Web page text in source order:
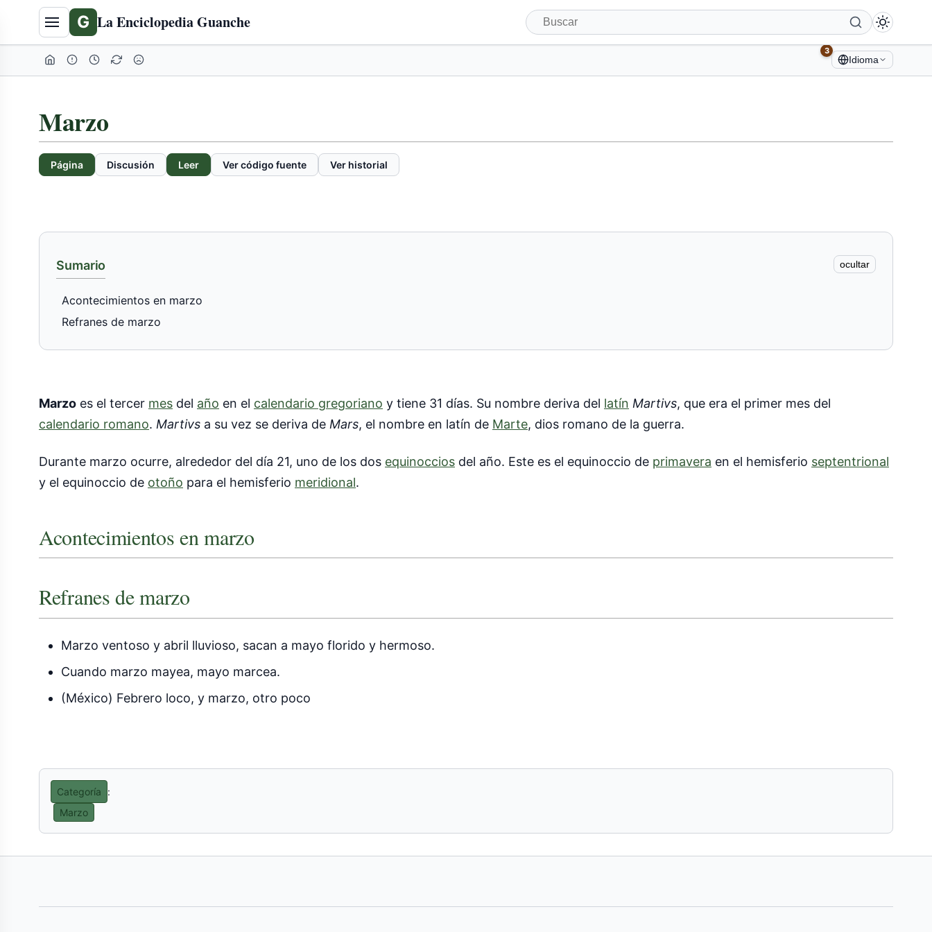
G La Enciclopedia Guanche
3
Idioma
Marzo
Página Discusión Leer Ver código fuente Ver historial
Sumario ocultar
Acontecimientos en marzo
Refranes de marzo
Marzo es el tercer mes del año en el calendario gregoriano y tiene 31 días. Su nombre deriva del latín Martivs, que era el primer mes del
calendario romano. Martivs a su vez se deriva de Mars, el nombre en latín de Marte, dios romano de la guerra.
Durante marzo ocurre, alrededor del día 21, uno de los dos equinoccios del año. Este es el equinoccio de primavera en el hemisferio septentrional
y el equinoccio de otoño para el hemisferio meridional.
Acontecimientos en marzo
Refranes de marzo
Marzo ventoso y abril lluvioso, sacan a mayo florido y hermoso.
Cuando marzo mayea, mayo marcea.
(México) Febrero loco, y marzo, otro poco
Categoría
:
Marzo
contenidos
expandida